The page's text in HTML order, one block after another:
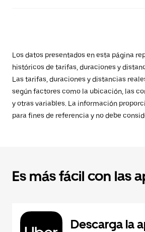
Los datos presentados en esta página
históricos de tarifas, duraciones y
Las tarifas, duraciones y distancias
según factores como la ubicación, las
y otras variables. La información
para fines de referencia y no debe
Es más fácil con las
Descarga la